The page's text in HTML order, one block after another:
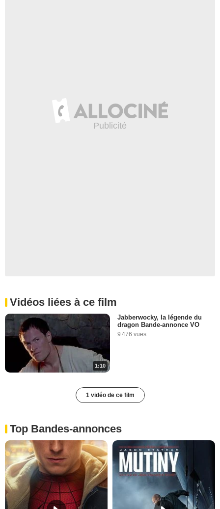
Vidéos liées à ce film
1:10
Jabberwocky, la légende du
dragon Bande-annonce VO
9 476 vues
1 vidéo de ce film
Top Bandes-annonces